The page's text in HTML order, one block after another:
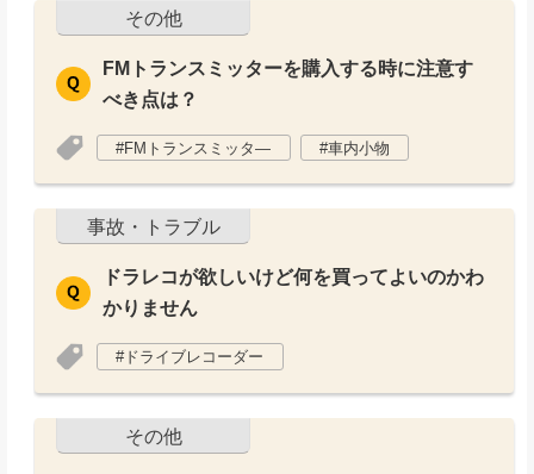
その他
FMトランスミッターを購入する時に注意す
べき点は？
FMトランスミッタ― 車内小物
事故・トラブル
ドラレコが欲しいけど何を買ってよいのかわ
かりません
ドライブレコーダー
その他